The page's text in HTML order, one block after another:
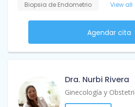
Biopsia de Endometrio
View all
Agendar cita
Dra. Nurbi Rivera
Ginecología y